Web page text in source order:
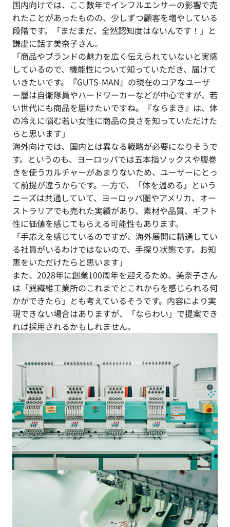
国内向けでは、ここ数年でインフルエンサーの影響で売
れたことがあったものの、少しずつ顧客を増やしている
段階です。「まだまだ、全然認知度はないんです！」と
謙虚に話す美奈子さん。
「商品やブランドの魅力を広く伝えられていないと実感
しているので、機能性について知っていただき、届けて
いきたいです。『GUTS-MAN』の現在のコアなユーザ
ー層は自衛隊員やハードワーカーなどが中心ですが、若
い世代にも商品を届けたいですね。『ならまき』は、体
の冷えに悩む若い女性に商品の良さを知っていただけた
らと思います」
海外向けでは、国内とは異なる戦略が必要になりそうで
す。というのも、ヨーロッパでは五本指ソックスや腹巻
きを使うカルチャーがあまりないため、ユーザーにとっ
て前提が違うからです。一方で、「体を温める」という
ニーズは共通していて、ヨーロッパ圏やアメリカ、オー
ストラリアでも売れた実績があり、素材や品質、ギフト
性に価値を感じてもらえる可能性もあります。
「手応えを感じているのですが、海外展開に精通してい
る社員がいるわけではないので、手探り状態です。お知
恵をいただけたらと思います」
また、2028年に創業100周年を迎えるため、美奈子さん
は「巽繊維工業所のこれまでとこれからを感じられる何
かができたら」とも考えているそうです。内容により実
現できない場合はありますが、「ならわい」で提案でき
れば採用されるかもしれません。